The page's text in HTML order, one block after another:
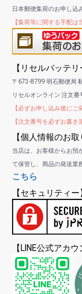
日本郵便集荷のお申し込
【集荷等に関する手配は
【リセルバッテリ
〒673-8799 明石郵便局
リセルオンライン 注文番
【必ずお申し込み後にご
【注文番号を必ずお書き
【個人情報のお
当店は、お客様からお預
て保管し、商品の発送業
こちら
【セキュリティー
【LINE公式アカ